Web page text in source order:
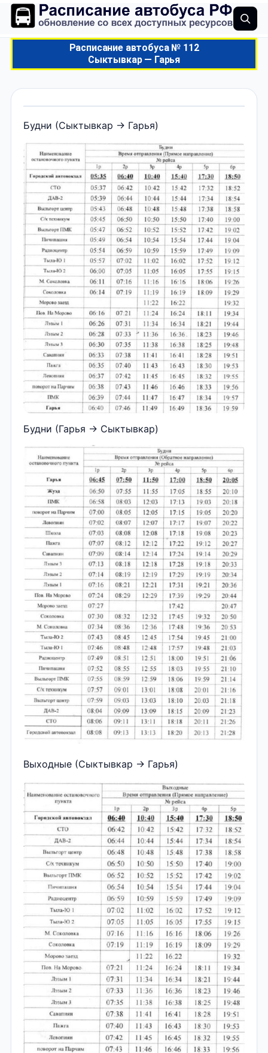
Расписание автобуса № 112
Сыктывкар — Гарья
Будни (Сыктывкар → Гарья)
Будни (Гарья → Сыктывкар)
Выходные (Сыктывкар → Гарья)